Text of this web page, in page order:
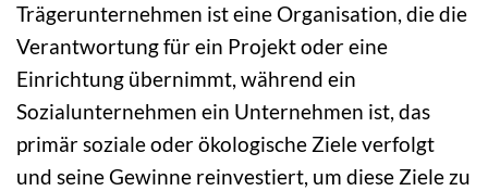
Trägerunternehmen ist eine Organisation, die die
Verantwortung für ein Projekt oder eine
Einrichtung übernimmt, während ein
Sozialunternehmen ein Unternehmen ist, das
primär soziale oder ökologische Ziele verfolgt
und seine Gewinne reinvestiert, um diese Ziele zu